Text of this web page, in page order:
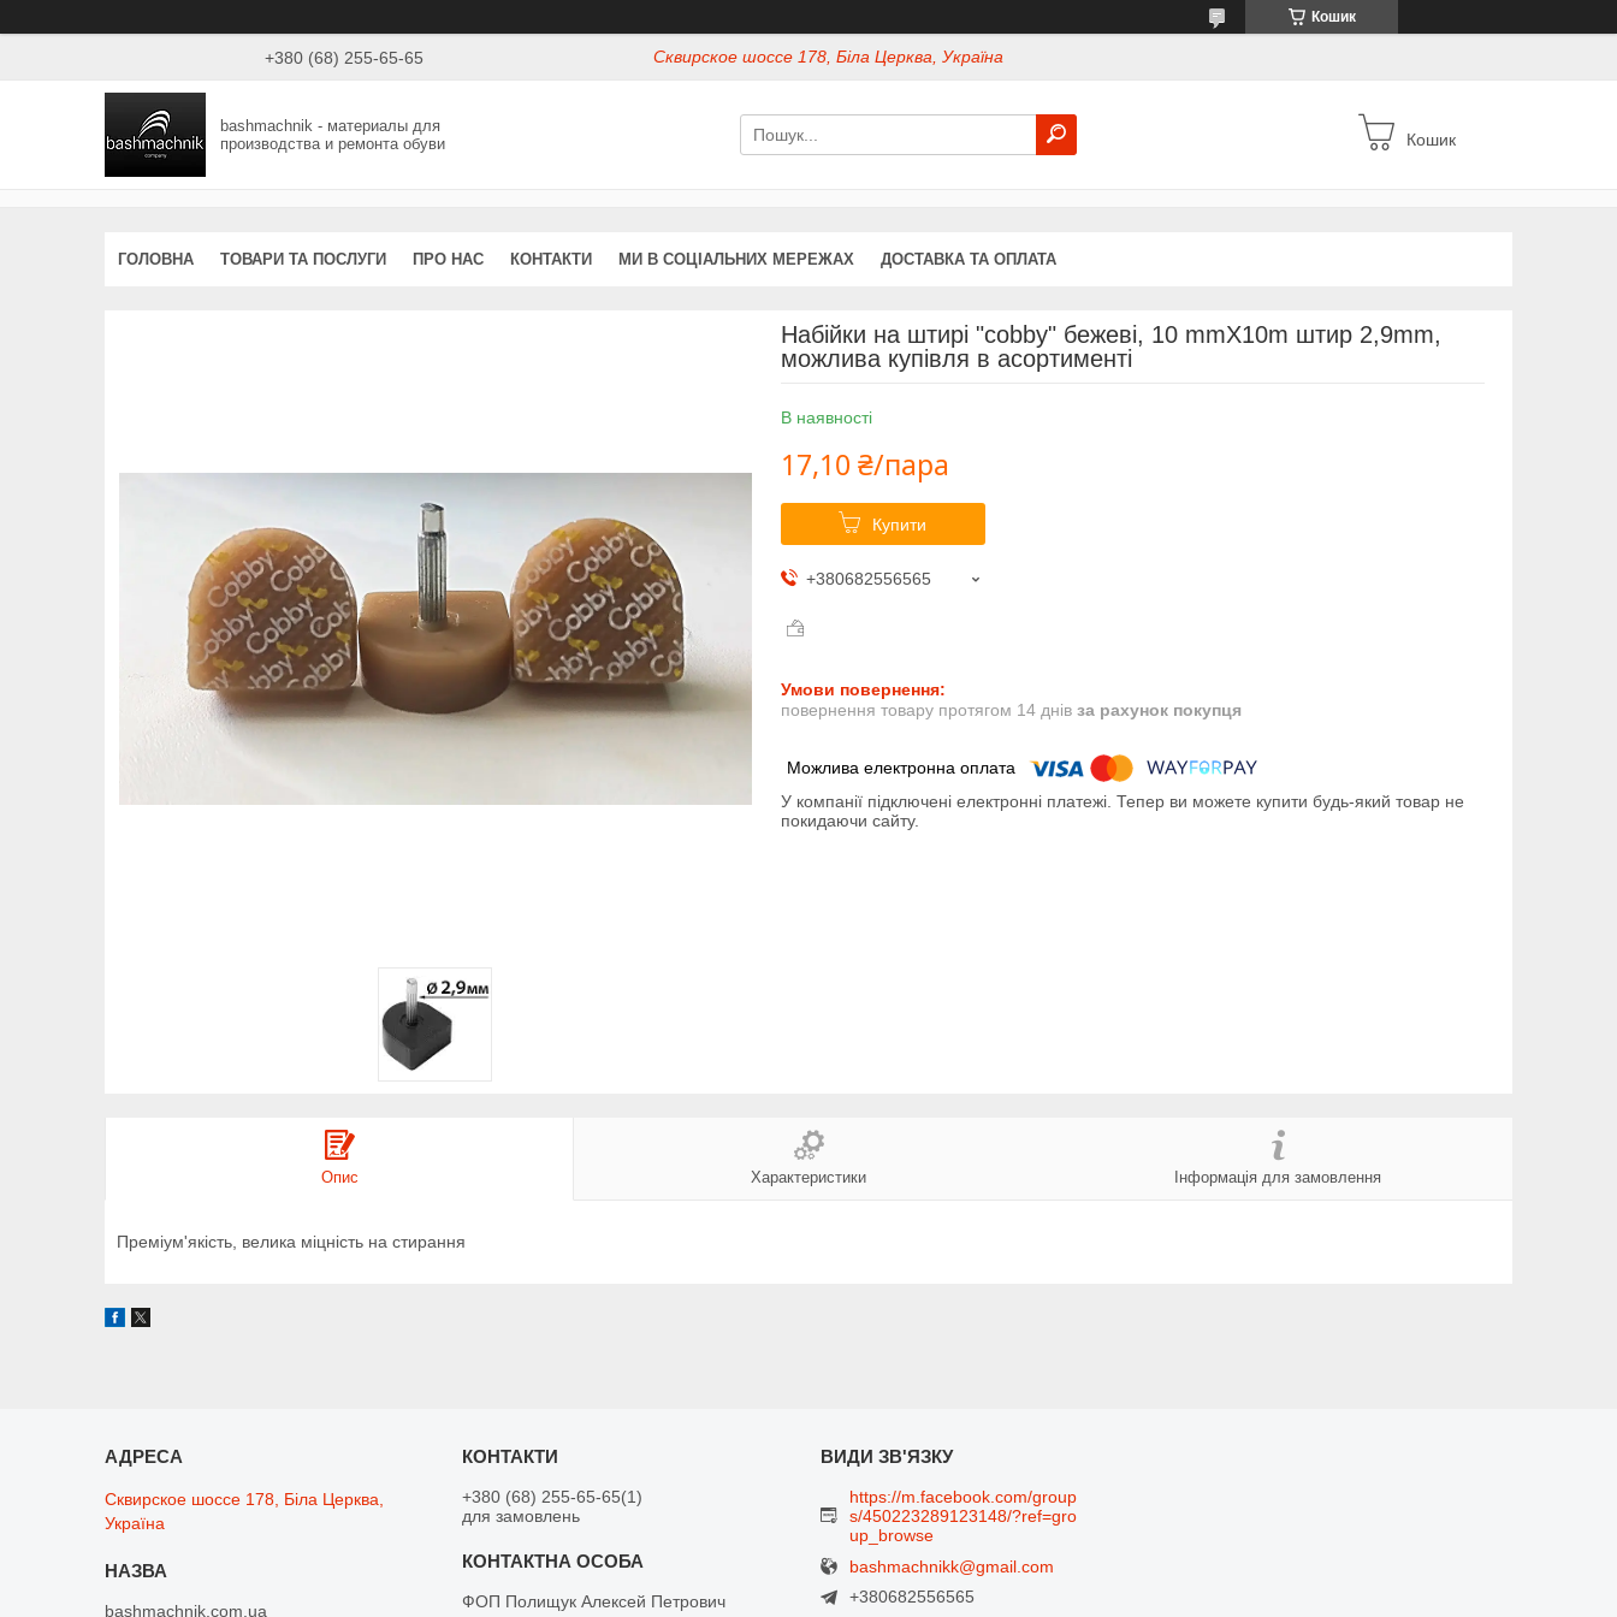
Кошик
+380 (68) 255-65-65 Сквирское шоссе 178, Біла Церква, Україна
bashmachnik - материалы для
производства и ремонта обуви
Кошик
ГОЛОВНА ТОВАРИ ТА ПОСЛУГИ ПРО НАС КОНТАКТИ МИ В СОЦІАЛЬНИХ МЕРЕЖАХ ДОСТАВКА ТА ОПЛАТА
Набійки на штирі "cobby" бежеві, 10 mmX10m штир 2,9mm,
можлива купівля в асортименті
В наявності
17,10 ₴/пара
Купити
+380682556565
повернення товару протягом 14 днів за рахунок покупця
У компанії підключені електронні платежі. Тепер ви можете купити будь-який товар не
покидаючи сайту.
Опис Характеристики Інформація для замовлення
Преміум'якість, велика міцність на стирання
Сквирское шоссе 178, Біла Церква,
Україна
bashmachnik.com.ua
+380 (68) 255-65-65 1
для замовлень
ФОП Полищук Алексей Петрович
https://m.facebook.com/group
s/450223289123148/?ref=gro
up_browse
bashmachnikk@gmail.com
+380682556565